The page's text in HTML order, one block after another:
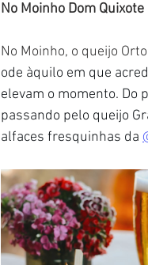
No Moinho Dom Quixote
No Moinho, o queijo
ode àquilo em que
elevam o momento. Do
passando pelo queijo
alfaces fresquinhas da